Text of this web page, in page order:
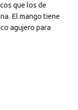
que los de
El mango tiene
agujero para